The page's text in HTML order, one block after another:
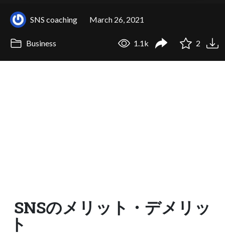
SNS coaching March 26, 2021
Business 1.1k 2
SNSのメリット・デメリッ
ト